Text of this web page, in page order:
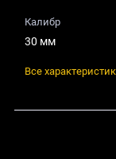
Калибр
30 мм
Все